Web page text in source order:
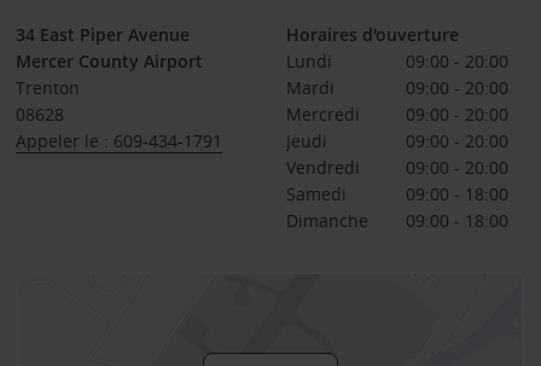
34 East Piper Avenue
Mercer County Airport
Trenton
08628
Appeler le : 609-434-1791
Horaires d'ouverture
Lundi
09:00 - 20:00
Mardi
09:00 - 20:00
Mercredi
09:00 - 20:00
Jeudi
09:00 - 20:00
Vendredi
09:00 - 20:00
Samedi
09:00 - 18:00
Dimanche
09:00 - 18:00